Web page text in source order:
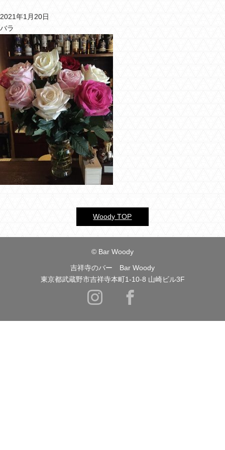
バー ウッディについて
メニュー＆料金
おすすめカクテル
交通のご案内
フォトギャラリー
ブログ
過去のブログ
2021年1月20日
バラ
Woody TOP
© Bar Woody
吉祥寺のバー Bar Woody
東京都武蔵野市吉祥寺本町1-10-8 山崎ビル3F